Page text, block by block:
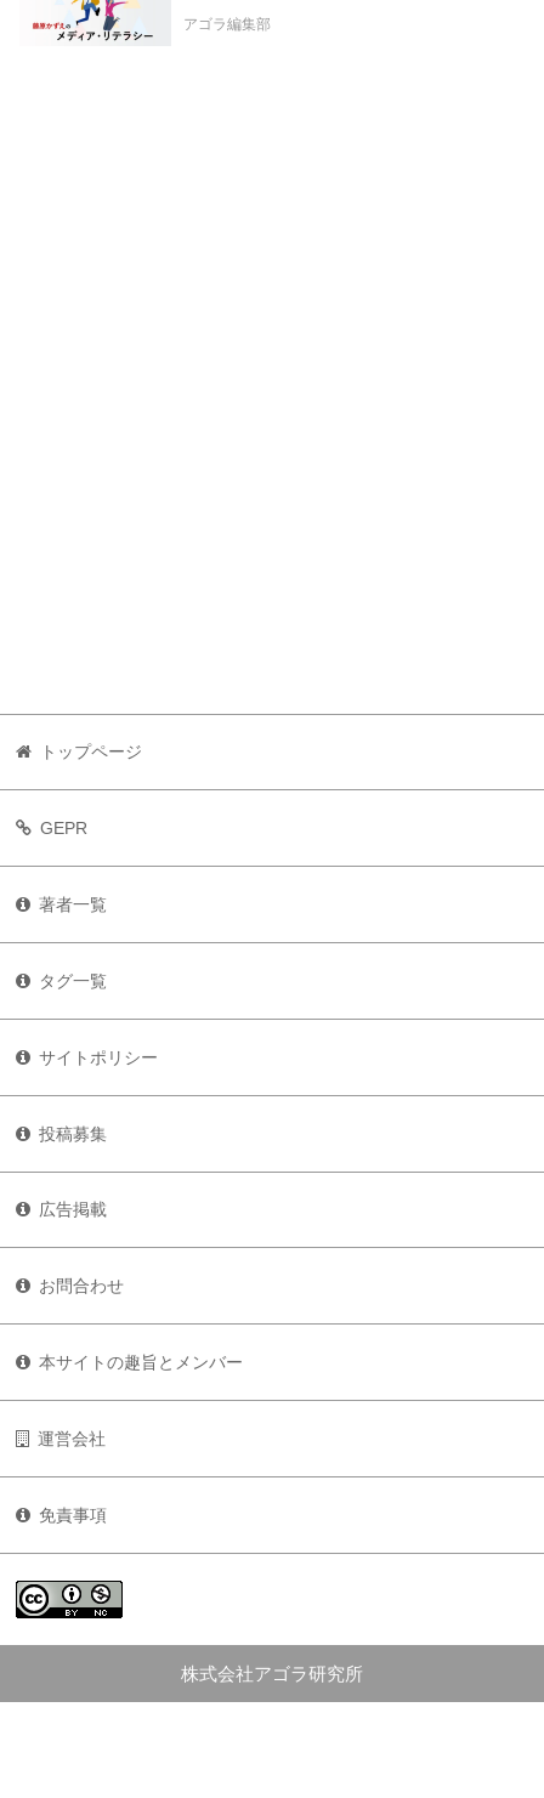
アゴラ編集部
トップページ
GEPR
著者一覧
タグ一覧
サイトポリシー
投稿募集
広告掲載
お問合わせ
本サイトの趣旨とメンバー
運営会社
免責事項
株式会社アゴラ研究所